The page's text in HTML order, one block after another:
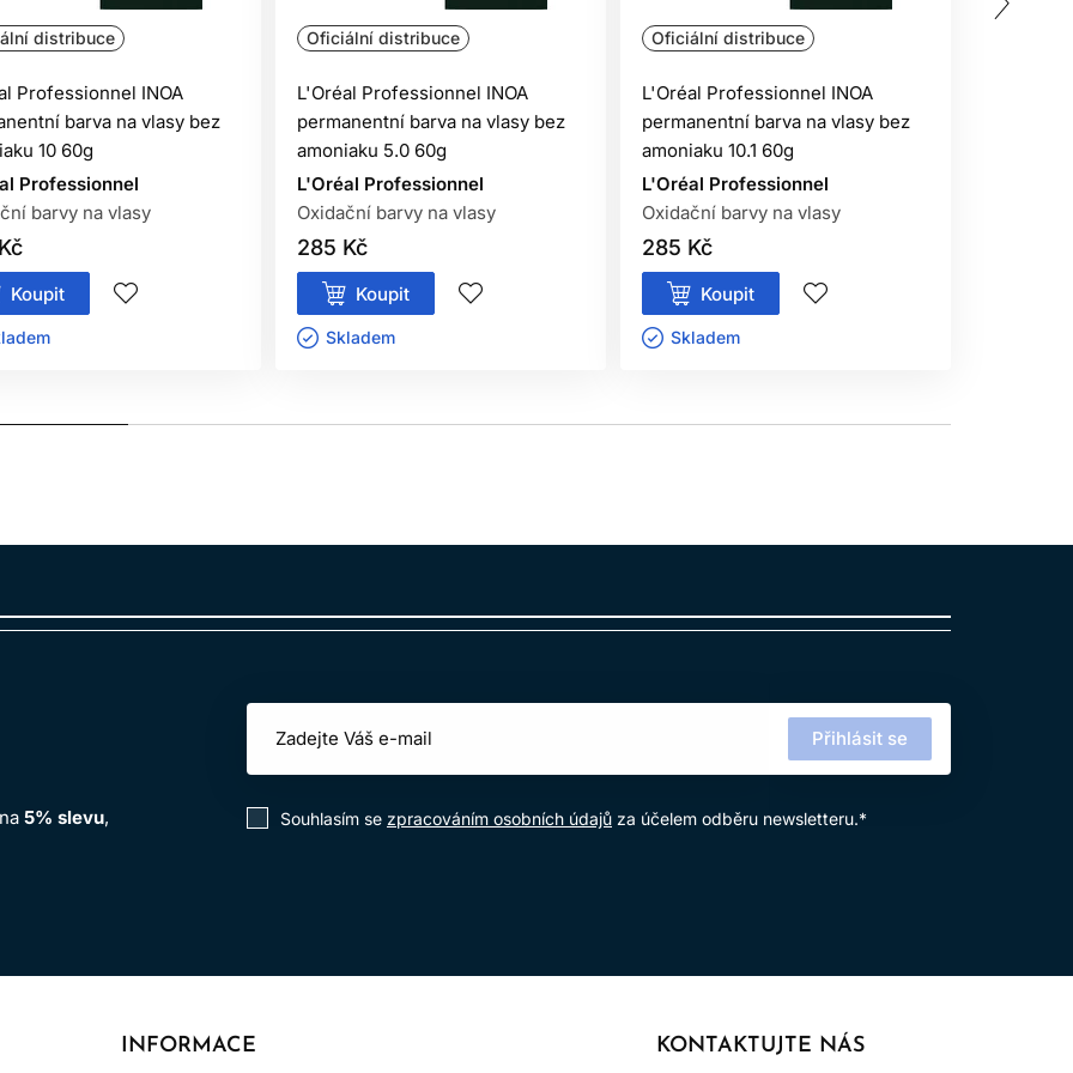
pokožku hlavy,
barvení vlasů,
černou hennou.
ihned důkladně vypláchněte vodou.
distribuce
Professionnel INOA
barva na vlasy bez
10 60g
Professionnel
barvy na vlasy
Koupit
ㅤ
Oficiální distribuce
L'Oréal Professionnel INOA
permanentní barva na vlasy bez
amoniaku 5.0 60g
L'Oréal Professionnel
Oxidační barvy na vlasy
285 Kč
Koupit
Skladem ㅤ
Oficiální distribuce
L'Oréal Professionnel INOA
permanentní barva na vlasy bez
amoniaku 10.1 60g
L'Oréal Professionnel
Oxidační barvy na vlasy
285 Kč
Koupit
Skladem ㅤ
5% slevu,
Přihlásit se
Souhlasím se zpracováním osobních údajů za účelem odběru newsletteru.*
KONTAKTUJTE NÁS
INFORMACE